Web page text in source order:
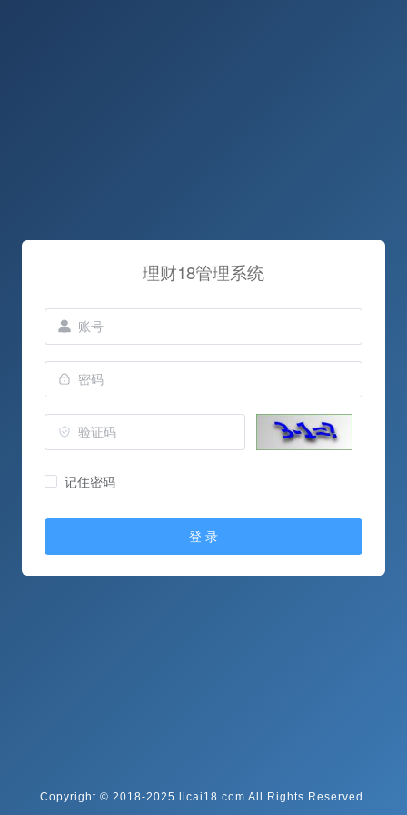
理财18管理系统
记住密码
登 录
Copyright © 2018-2025 licai18.com All Rights Reserved.